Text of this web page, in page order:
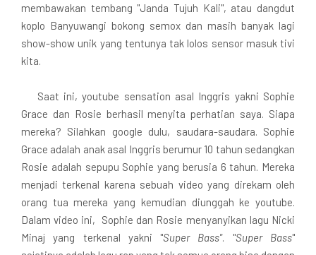
membawakan tembang "Janda Tujuh Kali", atau dangdut
koplo Banyuwangi bokong semox dan masih banyak lagi
show-show unik yang tentunya tak lolos sensor masuk tivi
kita.
Saat ini, youtube sensation asal Inggris yakni Sophie
Grace dan Rosie berhasil menyita perhatian saya. Siapa
mereka? Silahkan google dulu, saudara-saudara. Sophie
Grace adalah anak asal Inggris berumur 10 tahun sedangkan
Rosie adalah sepupu Sophie yang berusia 6 tahun. Mereka
menjadi terkenal karena sebuah video yang direkam oleh
orang tua mereka yang kemudian diunggah ke youtube.
Dalam video ini, Sophie dan Rosie menyanyikan lagu Nicki
Minaj yang terkenal yakni "Super Bass". "Super Bass"